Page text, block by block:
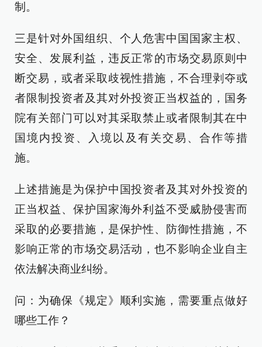
制。
三是针对外国组织、个人危害中国国家主权、
安全、发展利益，违反正常的市场交易原则中
断交易，或者采取歧视性措施，不合理剥夺或
者限制投资者及其对外投资正当权益的，国务
院有关部门可以对其采取禁止或者限制其在中
国境内投资、入境以及有关交易、合作等措
施。
上述措施是为保护中国投资者及其对外投资的
正当权益、保护国家海外利益不受威胁侵害而
采取的必要措施，是保护性、防御性措施，不
影响正常的市场交易活动，也不影响企业自主
依法解决商业纠纷。
问：为确保《规定》顺利实施，需要重点做好
哪些工作？